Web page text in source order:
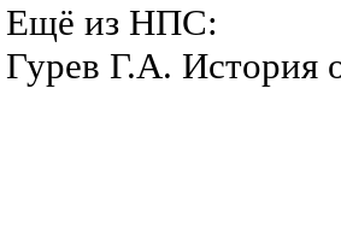
Ещё из НПС:
Гурев Г.А. История